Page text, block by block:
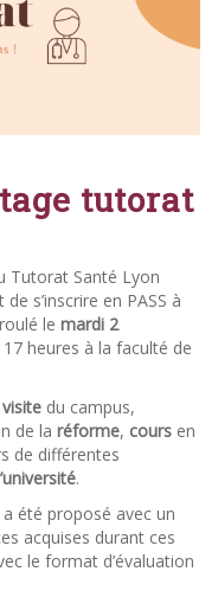
tutorat
Tutorat Santé Lyon
s’inscrire en PASS à
le mardi 2
heures à la faculté de
visite du campus,
de la réforme, cours en
de différentes
.
a été proposé avec un
acquises durant ces
le format d’évaluation